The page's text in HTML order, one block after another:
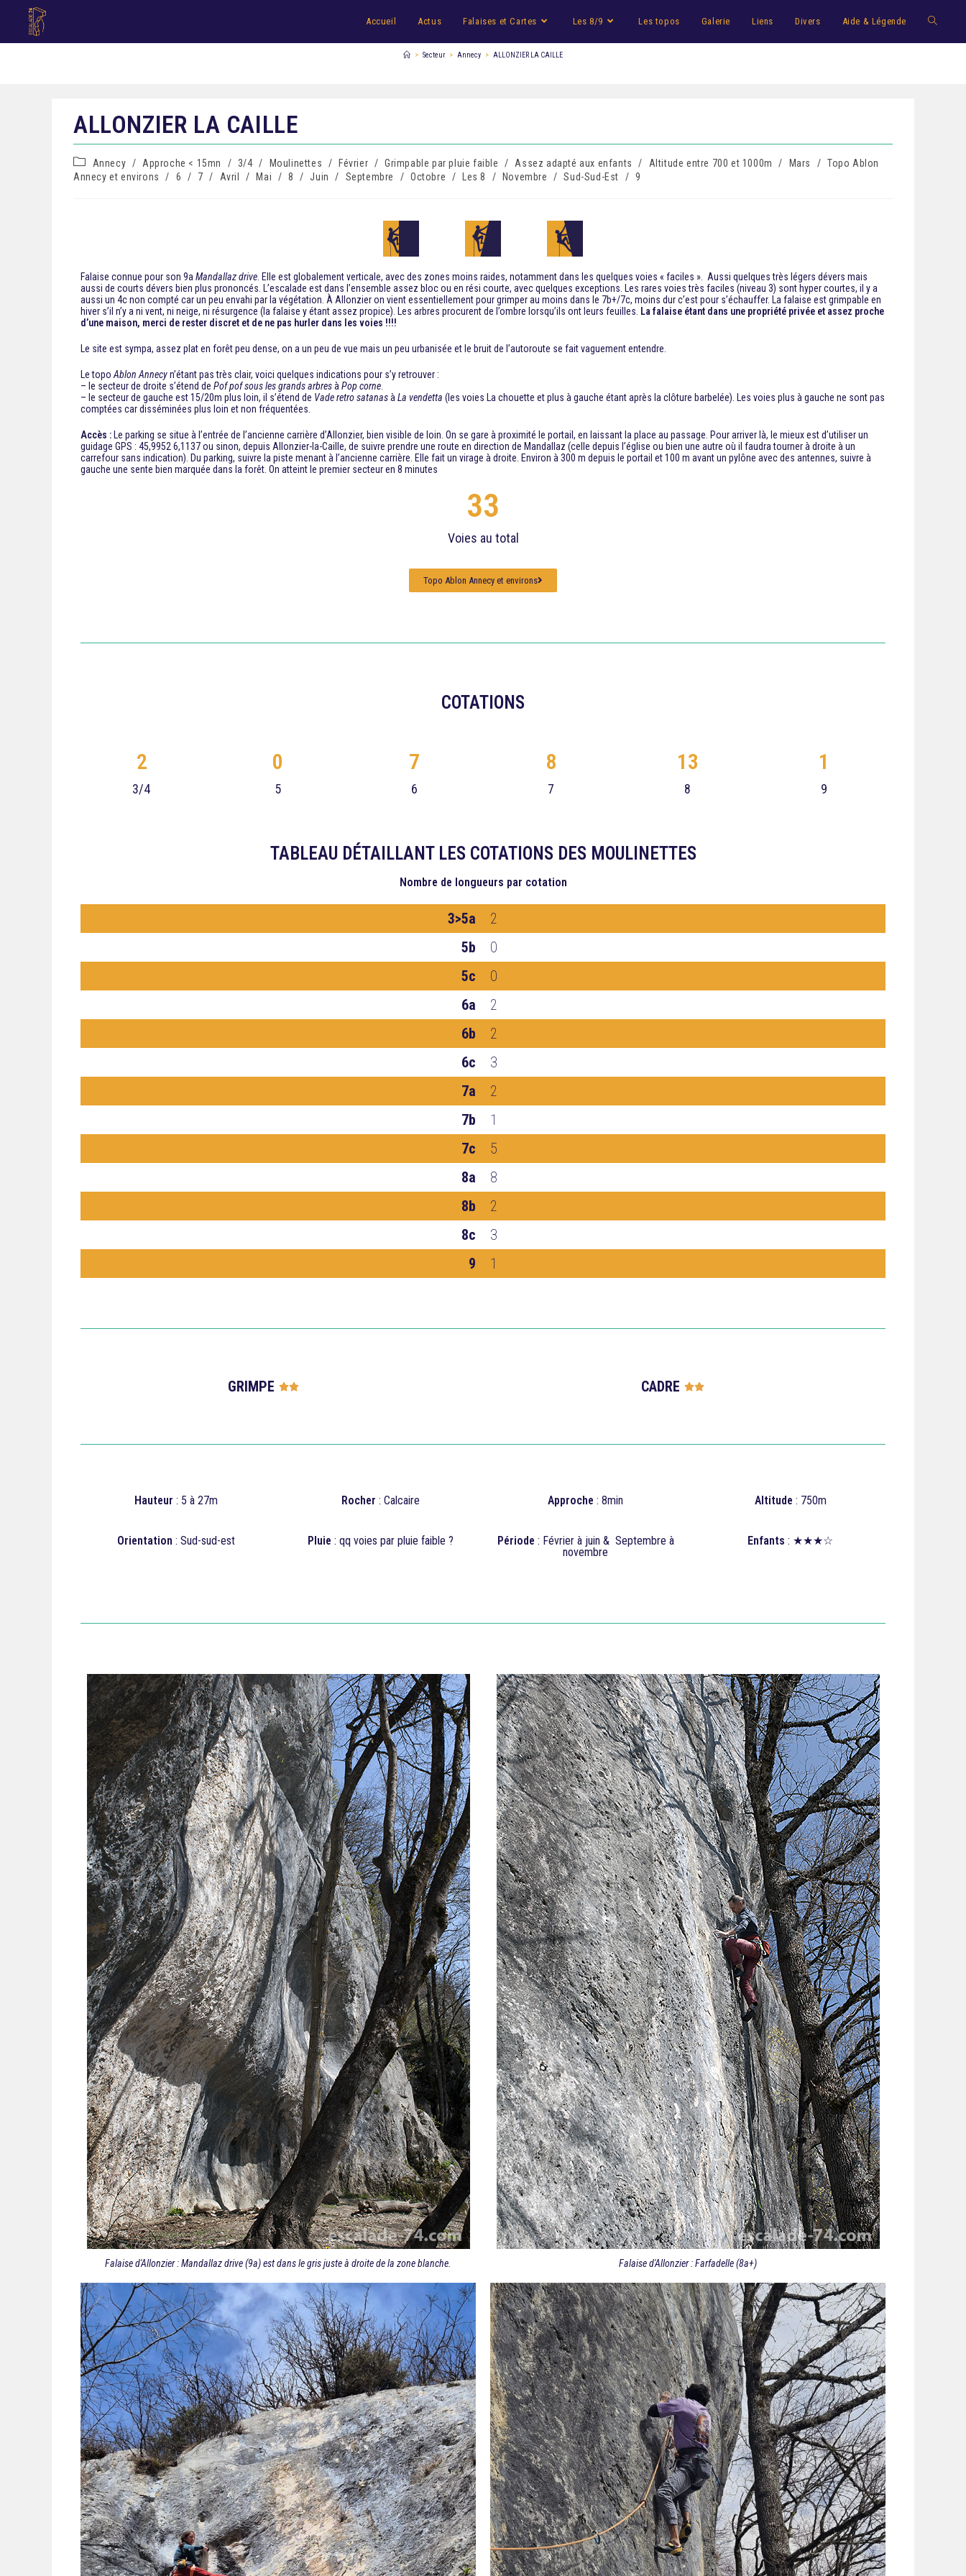
Accueil Actus Falaises et Cartes Les 8/9 Les topos Galerie Liens Divers Aide & Légende
> Secteur > Annecy > ALLONZIER LA CAILLE
ALLONZIER LA CAILLE
Annecy / Approche < 15mn / 3/4 / Moulinettes / Février / Grimpable par pluie faible / Assez adapté aux enfants / Altitude entre 700 et 1000m / Mars / Topo Ablon
Annecy et environs
/ 6 / 7 / Avril / Mai / 8 / Juin / Septembre / Octobre / Les 8 / Novembre / Sud-Sud-Est / 9
Falaise connue pour son 9a Mandallaz drive . Elle est globalement verticale, avec des zones moins raides, notamment dans les quelques voies « faciles ».
Aussi quelques très légers dévers mais
aussi de courts dévers bien plus prononcés. L’escalade est dans l’ensemble assez bloc ou en rési courte, avec quelques exceptions. Les rares voies très faciles (niveau 3) sont hyper courtes, il y a
aussi un 4c non compté car un peu envahi par la végétation. À Allonzier on vient essentiellement pour grimper au moins dans le 7b+/7c, moins dur c’est pour s’échauffer. La falaise est grimpable en
hiver s’il n’y a ni vent, ni neige, ni résurgence (la falaise y étant assez propice). Les arbres procurent de l’ombre lorsqu’ils ont leurs feuilles. La falaise étant dans une propriété privée et assez proche
d’une maison, merci de rester discret et de ne pas hurler dans les voies !!!!
Le site est sympa, assez plat en forêt peu dense, on a un peu de vue mais un peu urbanisée et le bruit de l’autoroute se fait vaguement entendre.
Le topo Ablon Annecyn’étant pas très clair, voici quelques indications pour s’y retrouver :
– le secteur de droite s’étend de Pof pof sous les grands arbresà Pop corne
– le secteur de gauche est 15/20m plus loin, il s’étend de Vade retro satanasà La vendetta (les voies La chouette et plus à gauche étant après la clôture barbelée). Les voies plus à gauche ne sont pas
comptées car disséminées plus loin et non fréquentées.
Accès : Le parking se situe à l’entrée de l’ancienne carrière d’Allonzier, bien visible de loin. On se gare à proximité le portail, en laissant la place au passage. Pour arriver là, le mieux est d’utiliser un
guidage GPS : 45,9952 6,1137 ou sinon, depuis Allonzier-la-Caille, de suivre prendre une route en direction de Mandallaz (celle depuis l’église ou bien une autre où il faudra tourner à droite à un
carrefour sans indication). Du parking, suivre la piste menant à l’ancienne carrière. Elle fait un virage à droite. Environ à 300 m depuis le portail et 100 m avant un pylône avec des antennes, suivre à
gauche une sente bien marquée dans la forêt. On atteint le premier secteur en 8 minutes
Voies au total
33
Topo Ablon Annecy et environs
COTATIONS
3/4
2
5
0
6
7
7
8
8
13
9
1
TABLEAU DÉTAILLANT LES COTATIONS DES MOULINETTES
Nombre de longueurs par cotation
3>5a
2
5b
0
5c
0
6a
2
6b
2
6c
3
7a
2
7b
1
7c
5
8a
8
8b
2
8c
3
9
1
GRIMPE  CADRE 
Hauteur : 5 à 27m Rocher : Calcaire Approche : 8min Altitude : 750m
Orientation : Sud-sud-est Pluie : qq voies par pluie faible ? Période : Février à juin & Septembre à
novembre
Enfants : ★★★☆
Falaise d'Allonzier : Mandallaz drive (9a) est dans le gris juste à droite de la zone blanche. Falaise d'Allonzier : Farfadelle (8a+)